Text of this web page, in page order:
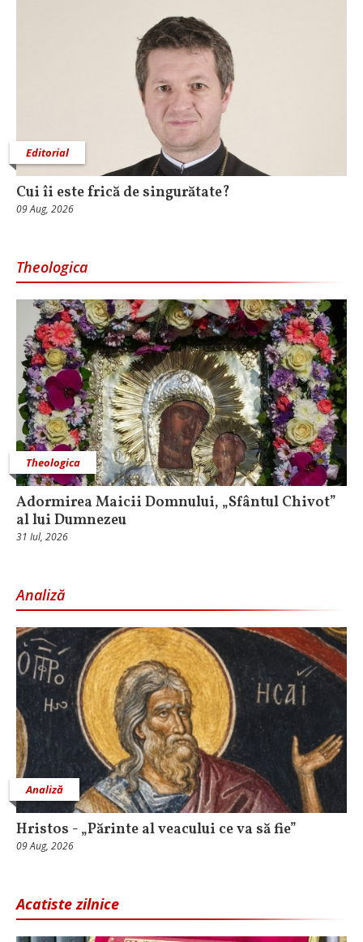
Editorial
Cui îi este frică de singurătate?
09 Aug, 2026
Theologica
Theologica
Adormirea Maicii Domnului, „Sfântul Chivot”
al lui Dumnezeu
31 Iul, 2026
Analiză
Analiză
Hristos - „Părinte al veacului ce va să fie”
09 Aug, 2026
Acatiste zilnice